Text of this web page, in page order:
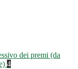
dei premi (da
4